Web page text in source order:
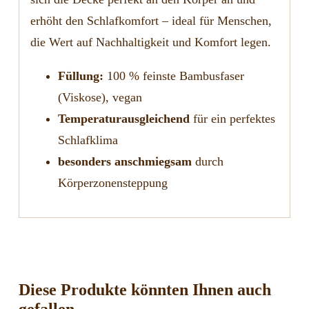
erhöht den Schlafkomfort – ideal für Menschen,
die Wert auf Nachhaltigkeit und Komfort legen.
Füllung: 100 % feinste Bambusfaser
(Viskose), vegan
Temperaturausgleichend für ein perfektes
Schlafklima
besonders anschmiegsam durch
Körperzonensteppung
Diese Produkte könnten Ihnen auch